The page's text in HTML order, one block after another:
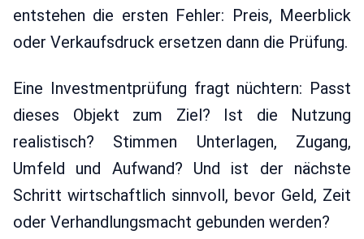
entstehen die ersten Fehler: Preis, Meerblick
oder Verkaufsdruck ersetzen dann die Prüfung.
Eine Investmentprüfung fragt nüchtern: Passt
dieses Objekt zum Ziel? Ist die Nutzung
realistisch? Stimmen Unterlagen, Zugang,
Umfeld und Aufwand? Und ist der nächste
Schritt wirtschaftlich sinnvoll, bevor Geld, Zeit
oder Verhandlungsmacht gebunden werden?